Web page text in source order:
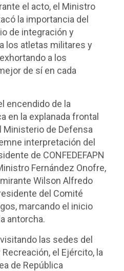
el acto, el Ministro
la importancia del
de integración y
los atletas militares y
a los
de sí en cada
encendido de la
en la explanada frontal
Ministerio de Defensa
interpretación del
de CONFEDEFAPN
Fernández Onofre,
Wilson Alfredo
del Comité
marcando el inicio
antorcha.
las sedes del
el Ejército, la
de República